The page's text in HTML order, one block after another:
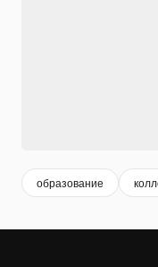
образование